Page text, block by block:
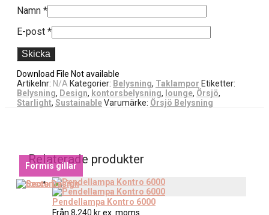
Namn *
E-post *
Download File Not available
Artikelnr: N/A Kategorier: Belysning, Taklampor Etiketter:
Belysning, Design, kontorsbelysning, lounge, Örsjö,
Starlight, SustainableVarumärke: Örsjö Belysning
Relaterade produkter
Pendellampa Kontro 6000
Från 8,240 krex. moms
Formis gillar